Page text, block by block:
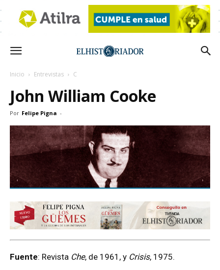
Inicio Entrevistas C
John William Cooke
Por Felipe Pigna -
Fuente: Revista Che, de 1961, y Crisis, 1975.